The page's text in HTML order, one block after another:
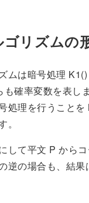
リズムの
ムは暗号処理
も確率変数を表し
処理を行うこと
。
して平文 P から
逆の場合も、結果